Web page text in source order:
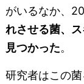
がいるなか、
れさせる菌、
見つかった。
研究者はこの